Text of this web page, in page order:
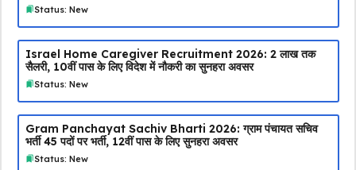
Status: New
Israel Home Caregiver Recruitment 2026: ₹2 लाख तक
सैलरी, 10वीं पास के लिए विदेश में नौकरी का सुनहरा अवसर
Status: New
Gram Panchayat Sachiv Bharti 2026: ग्राम पंचायत सचिव
भर्ती 45 पदों पर भर्ती, 12वीं पास के लिए सुनहरा अवसर
Status: New